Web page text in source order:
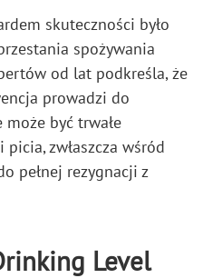
skuteczności było
spożywania
od lat podkreśla, że
prowadzi do
być trwałe
zwłaszcza wśród
pełnej rezygnacji z
Level